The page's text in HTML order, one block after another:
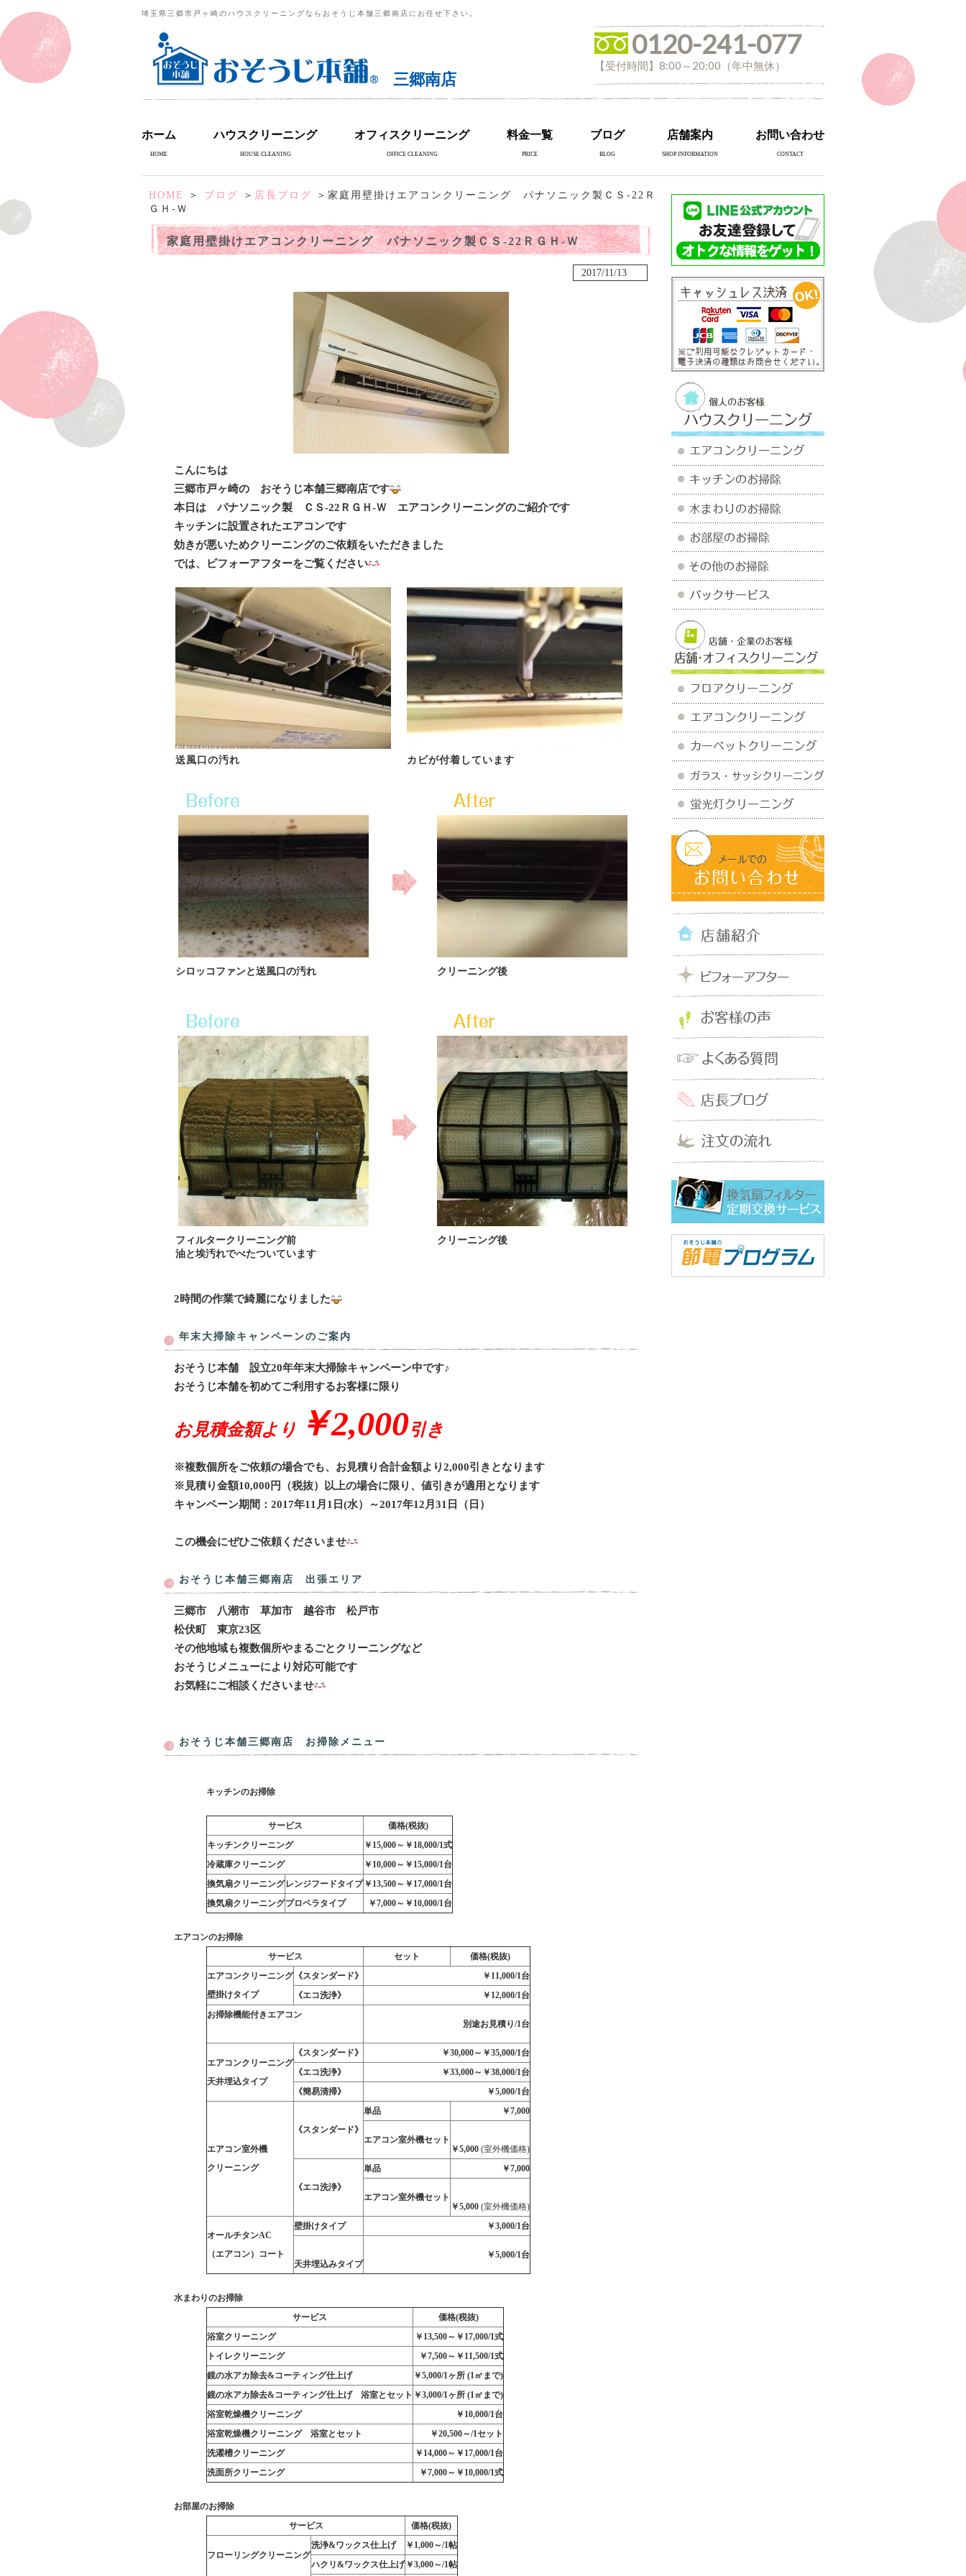
埼玉県三郷市戸ヶ崎のハウスクリーニングならおそうじ本舗三郷南店にお任せ下さい。
三郷南店
0120-241-077
【受付時間】8:00～20:00（年中無休）
ホーム
HOME
ハウスクリーニング
HOUSE CLEANING
オフィスクリーニング
OFFICE CLEANING
料金一覧
PRICE
ブログ
BLOG
店舗案内
SHOP INFORMATION
お問い合わせ
CONTACT
HOME ＞ ブログ ＞ 店長ブログ
＞家庭用壁掛けエアコンクリーニング パナソニック製ＣＳ-22Ｒ
ＧＨ-Ｗ
家庭用壁掛けエアコンクリーニング パナソニック製ＣＳ-22ＲＧＨ-Ｗ
2017/11/13
こんにちは
三郷市戸ヶ崎の おそうじ本舗三郷南店です
本日は パナソニック製 ＣＳ-22ＲＧＨ-Ｗ エアコンクリーニングのご紹介です
キッチンに設置されたエアコンです
効きが悪いためクリーニングのご依頼をいただきました
では、ビフォーアフターをご覧ください
送風口の汚れ カビが付着しています
シロッコファンと送風口の汚れ クリーニング後
フィルタークリーニング前
油と埃汚れでべたついています
クリーニング後
2時間の作業で綺麗になりました
年末大掃除キャンペーンのご案内
おそうじ本舗 設立20年年末大掃除キャンペーン中です♪
おそうじ本舗を初めてご利用するお客様に限り
お見積金額より ￥2,000引き
※複数個所をご依頼の場合でも、お見積り合計金額より2,000引きとなります
※見積り金額10,000円（税抜）以上の場合に限り、値引きが適用となります
キャンペーン期間：2017年11月1日(水）～2017年12月31日（日）
この機会にぜひご依頼くださいませ
おそうじ本舗三郷南店 出張エリア
三郷市 八潮市 草加市 越谷市 松戸市
松伏町 東京23区
その他地域も複数個所やまるごとクリーニングなど
おそうじメニューにより対応可能です
お気軽にご相談くださいませ
おそうじ本舗三郷南店 お掃除メニュー
キッチンのお掃除
サービス
価格(税抜)
キッチンクリーニング
￥15,000～￥18,000/1式
冷蔵庫クリーニング
￥10,000～￥15,000/1台
換気扇クリーニング レンジフードタイプ ￥13,500～￥17,000/1台
換気扇クリーニングプロペラタイプ ￥7,000～￥10,000/1台
エアコンのお掃除
サービス
セット
価格(税抜)
エアコンクリーニング
壁掛けタイプ
《スタンダード》
￥11,000/1台
《エコ洗浄》
￥12,000/1台
お掃除機能付きエアコン
別途お見積り/1台
エアコンクリーニング
天井埋込タイプ
《スタンダード》
￥30,000～￥35,000/1台
《エコ洗浄》
￥33,000～￥38,000/1台
《簡易清掃》
￥5,000/1台
エアコン室外機
クリーニング
《スタンダード》
単品 ￥7,000
エアコン室外機セット
￥5,000 (室外機価格)
《エコ洗浄》
単品 ￥7,000
エアコン室外機セット
￥5,000 (室外機価格)
オールチタンAC
（エアコン）コート
壁掛けタイプ ￥3,000/1台
天井埋込みタイプ
￥5,000/1台
水まわりのお掃除
サービス
価格(税抜)
浴室クリーニング
￥13,500～￥17,000/1式
トイレクリーニング
￥7,500～￥11,500/1式
鏡の水アカ除去&コーティング仕上げ
￥5,000/1ヶ所 (1㎡まで)
鏡の水アカ除去&コーティング仕上げ 浴室とセット ￥3,000/1ヶ所 (1㎡まで)
浴室乾燥機クリーニング
￥10,000/1台
浴室乾燥機クリーニング 浴室とセット
￥20,500～/1セット
洗濯槽クリーニング
￥14,000～￥17,000/1台
洗面所クリーニング
￥7,000～￥10,000/1式
お部屋のお掃除
サービス
価格(税抜)
フローリングクリーニング
洗浄&ワックス仕上げ
￥1,000～/1帖
ハクリ&ワックス仕上げ ￥3,000～/1帖